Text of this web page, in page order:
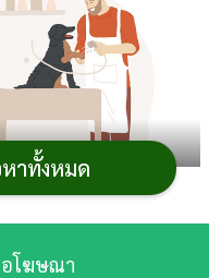
าทั้งหมด
โฆษณา